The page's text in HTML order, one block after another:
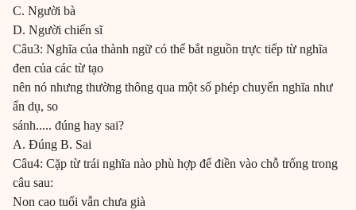
C. Người bà
D. Người chiến sĩ
Câu3: Nghĩa của thành ngữ có thể bắt nguồn trực tiếp từ nghĩa
đen của các từ tạo
nên nó nhưng thường thông qua một số phép chuyển nghĩa như
ẩn dụ, so
sánh..... đúng hay sai?
A. Đúng B. Sai
Câu4: Cặp từ trái nghĩa nào phù hợp để điền vào chỗ trống trong
câu sau:
Non cao tuổi vẫn chưa già